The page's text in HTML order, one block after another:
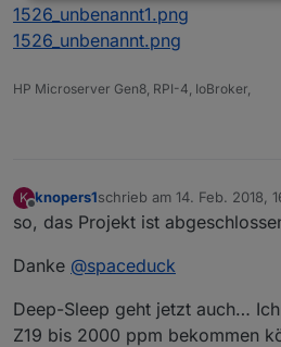
1526_unbenannt1.png
1526_unbenannt.png
HP Microserver Gen8, RPI-4, IoBroker,
K
Offline
knopers1schrieb am 14. Feb. 2018,
zuletzt editiert von
so, das Projekt ist
Danke @spaceduck
Deep-Sleep geht jetzt auch…
Z19 bis 2000 ppm bekommen